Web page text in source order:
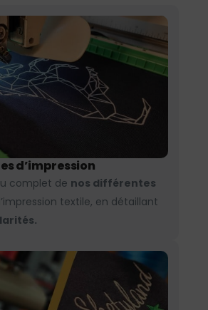
d’impression
complet de nos différentes
textile, en détaillant